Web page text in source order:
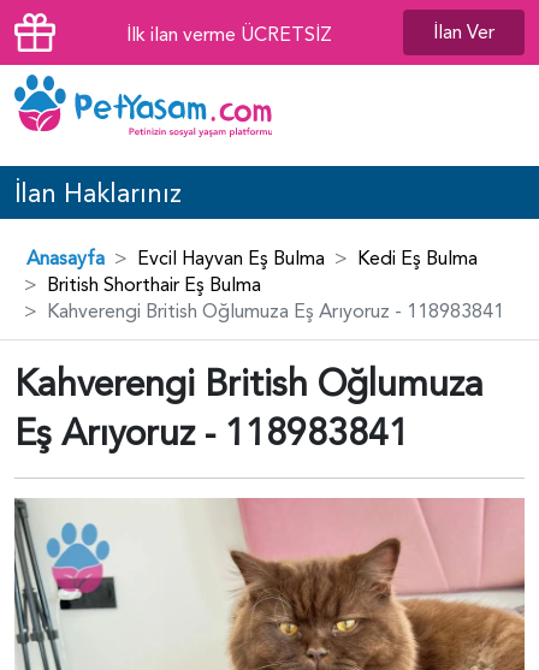
İlk ilan verme ÜCRETSİZ İlan Ver
İlan Haklarınız
Anasayfa Evcil Hayvan Eş Bulma
Kedi Eş Bulma
British Shorthair Eş Bulma
Kahverengi British Oğlumuza Eş Arıyoruz - 118983841
Kahverengi British Oğlumuza
Eş Arıyoruz - 118983841